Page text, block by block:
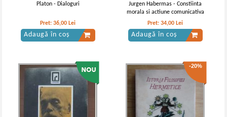
Platon - Dialoguri
Pret:36,00 Lei
Adaugă în coș
Jurgen Habermas - Constiinta
morala si actiune comunicativa
Pret:34,00 Lei
Adaugă în coș
-20%